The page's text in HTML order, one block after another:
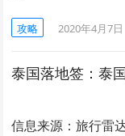
攻略 2020年4月7日
泰国落地签：泰
信息来源：旅行雷